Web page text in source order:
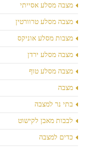
מצבה מסלע אסייתי
מצבה מסלע טרוורטין
מצבות מסלע אוניקס
מצבה מסלע ירדן
מצבה מסלע טוף
מצבה
בתי נר למצבה
לבבות מאבן לקישוט
כדים למצבה